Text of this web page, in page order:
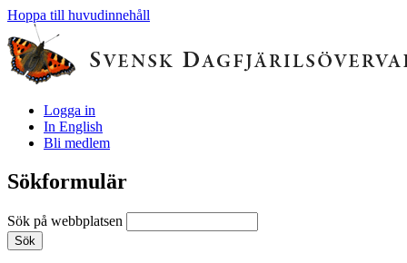
Hoppa till huvudinnehåll
Logga in
In English
Bli medlem
Sökformulär
Sök på webbplatsen